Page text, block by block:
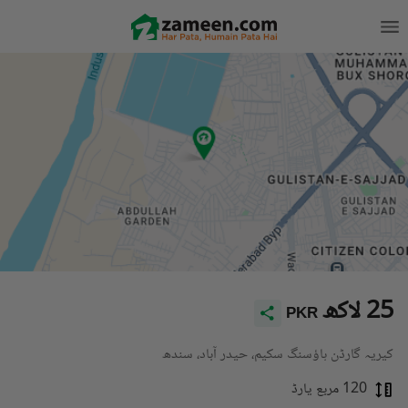
PKR 25 لاکھ
کیریہ گارڈن ہاؤسنگ سکیم، حیدر آباد، سندھ
120 مربع یارڈ